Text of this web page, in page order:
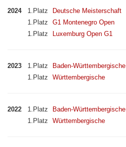
2024 1.Platz Deutsche Meisterschaft
1.Platz
G1 Montenegro Open
1.Platz
Luxemburg Open G1
2023 1.Platz Baden-Württembergische
1.Platz
Württembergische
2022 1.Platz Baden-Württembergische
1.Platz
Württembergische